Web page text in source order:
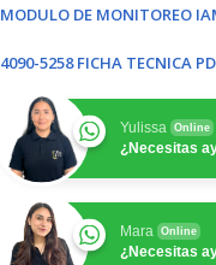
MODULO DE MONITOREO
4090-5258 FICHA TECNICA
Yulissa Online
¿Necesitas
Mara Online
¿Necesitas